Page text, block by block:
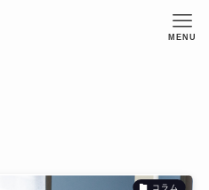
MENU
コラム